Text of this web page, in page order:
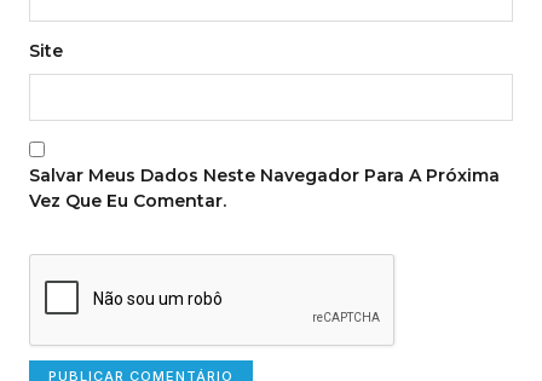
Site
Salvar Meus Dados Neste Navegador Para A Próxima
Vez Que Eu Comentar.